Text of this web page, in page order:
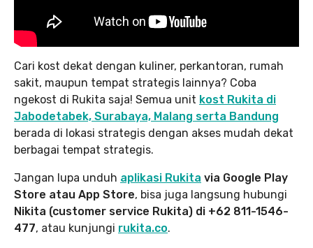
Cari kost dekat dengan kuliner, perkantoran, rumah
sakit, maupun tempat strategis lainnya? Coba
ngekost di Rukita saja! Semua unit kost Rukita di
Jabodetabek, Surabaya, Malang serta Bandung
berada di lokasi strategis dengan akses mudah dekat
berbagai tempat strategis.
Jangan lupa unduh aplikasi Rukita via Google Play
Store atau App Store, bisa juga langsung hubungi
Nikita (customer service Rukita) di +62 811-1546-
477, atau kunjungi rukita.co.